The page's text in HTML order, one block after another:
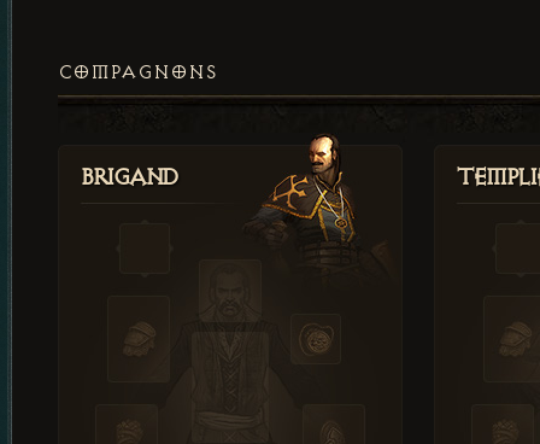
COMPAGNONS
Brigand